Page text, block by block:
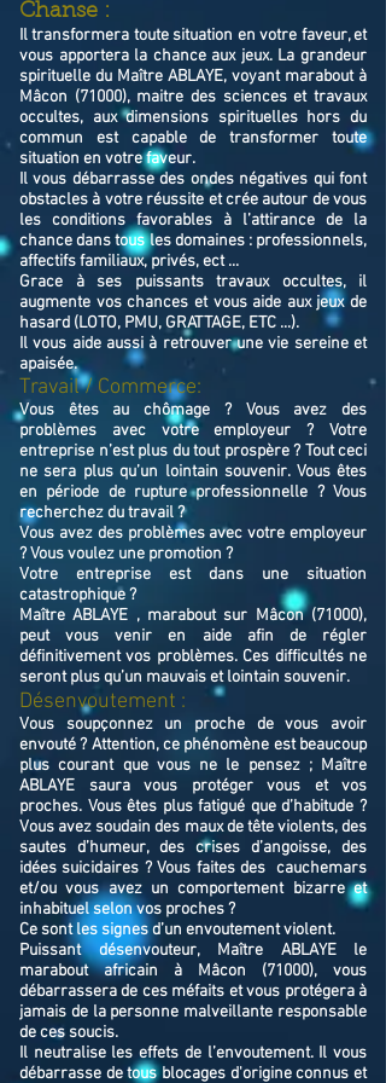
Chanse :
Il transformera toute situation en votre faveur, et
vous apportera la chance aux jeux. La grandeur
spirituelle du Maître ABLAYE, voyant marabout à
Mâcon (71000), maitre des sciences et travaux
occultes, aux dimensions spirituelles hors du
commun est capable de transformer toute
situation en votre faveur.
Il vous débarrasse des ondes négatives qui font
obstacles à votre réussite et crée autour de vous
les conditions favorables à l’attirance de la
chance dans tous les domaines : professionnels,
affectifs familiaux, privés, ect ...
Grace à ses puissants travaux occultes, il
augmente vos chances et vous aide aux jeux de
hasard (LOTO, PMU, GRATTAGE, ETC ...).
Il vous aide aussi à retrouver une vie sereine et
apaisée.
Travail / Commerce:
Vous êtes au chômage ? Vous avez des
problèmes avec votre employeur ? Votre
entreprise n’est plus du tout prospère ? Tout ceci
ne sera plus qu’un lointain souvenir. Vous êtes
en période de rupture professionnelle ? Vous
recherchez du travail ?
Vous avez des problèmes avec votre employeur
? Vous voulez une promotion ?
Votre entreprise est dans une situation
catastrophique ?
Maître ABLAYE , marabout sur Mâcon (71000),
peut vous venir en aide afin de régler
définitivement vos problèmes. Ces difficultés ne
seront plus qu’un mauvais et lointain souvenir.
Désenvoutement :
Vous soupçonnez un proche de vous avoir
envouté ? Attention, ce phénomène est beaucoup
plus courant que vous ne le pensez ; Maître
ABLAYE saura vous protéger vous et vos
proches. Vous êtes plus fatigué que d’habitude ?
Vous avez soudain des maux de tête violents, des
sautes d’humeur, des crises d’angoisse, des
idées suicidaires ? Vous faites des cauchemars
et/ou vous avez un comportement bizarre et
inhabituel selon vos proches ?
Ce sont les signes d’un envoutement violent.
Puissant désenvouteur,
Maître ABLAYE
le
marabout africain à Mâcon (71000),
vous
débarrassera de ces méfaits et vous protégera à
jamais de la personne malveillante responsable
de ces soucis.
Il neutralise les effets de l’envoutement. Il vous
débarrasse de tous blocages d'origine connus et